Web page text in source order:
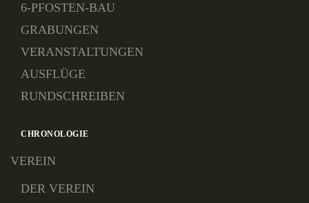
6-PFOSTEN-BAU
GRABUNGEN
VERANSTALTUNGEN
AUSFLÜGE
RUNDSCHREIBEN
CHRONOLOGIE
VEREIN
DER VEREIN